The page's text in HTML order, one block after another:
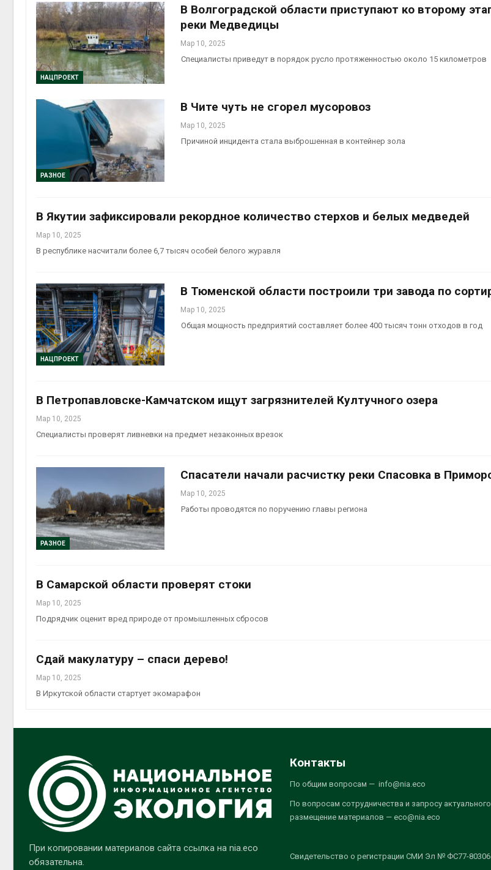
НАЦПРОЕКТ
В Волгоградской области приступают ко второму
реки Медведицы
Мар 10, 2025
Специалисты приведут в порядок русло протяженностью около 15 километров
РАЗНОЕ
В Чите чуть не сгорел мусоровоз
Мар 10, 2025
Причиной инцидента стала выброшенная в контейнер зола
В Якутии зафиксировали рекордное количество стерхов и белых медведей
Мар 10, 2025
В республике насчитали более 6,7 тысяч особей белого журавля
НАЦПРОЕКТ
В Тюменской области построили три завода по
Мар 10, 2025
Общая мощность предприятий составляет более 400 тысяч тонн отходов в год
В Петропавловске-Камчатском ищут загрязнителей Култучного озера
Мар 10, 2025
Специалисты проверят ливневки на предмет незаконных врезок
РАЗНОЕ
Спасатели начали расчистку реки Спасовка в
Мар 10, 2025
Работы проводятся по поручению главы региона
В Самарской области проверят стоки
Мар 10, 2025
Подрядчик оценит вред природе от промышленных сбросов
Сдай макулатуру – спаси дерево!
Мар 10, 2025
В Иркутской области стартует экомарафон
Авг 6, 2026
При копировании материалов сайта ссылка на nia.eco
обязательна.
Контакты
По общим вопросам — info@nia.eco
По вопросам сотрудничества и запросу
размещение материалов — eco@nia.eco
Свидетельство о регистрации СМИ Эл № ФС77-80306